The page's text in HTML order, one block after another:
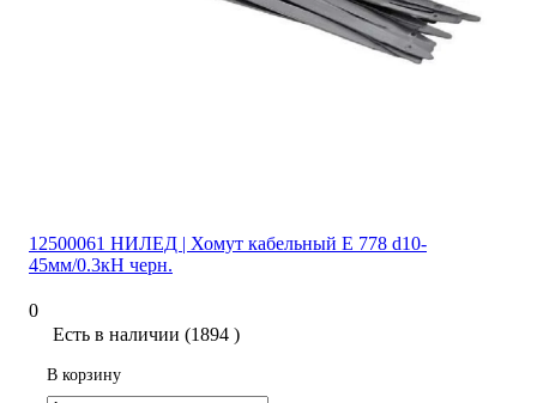
12500061 НИЛЕД | Хомут кабельный E 778 d10-
45мм/0.3кН черн.
0
Есть в наличии (1894 )
В корзину